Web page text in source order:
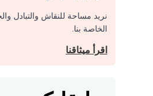
نريد مساحة للنقاش والتبادل
الخاصة بنا.
اقرأ ميثاقنا